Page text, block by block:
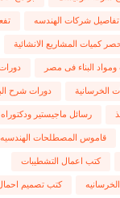
تفاصيل شركات الهندسه
كميات المشاريع الانشائية
البناء فى مصر
الخرسانية دورات شرح
رسائل ماجيستير
قاموس المصطلحات الهندسيه
كتب اعمال التشطيبات
كتب تصميم